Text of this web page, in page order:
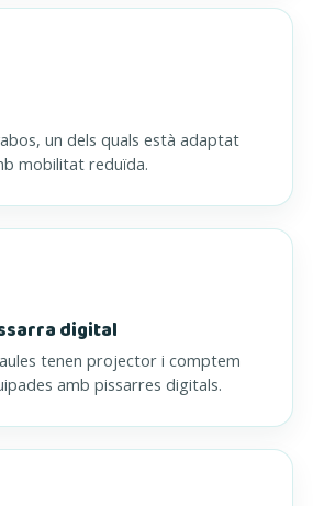
un dels quals està adaptat
mobilitat reduïda.
digital
tenen projector i comptem
amb pissarres digitals.